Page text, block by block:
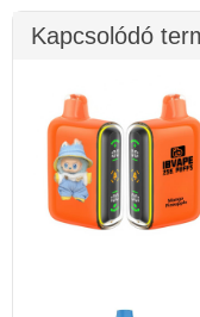
Kapcsolódó